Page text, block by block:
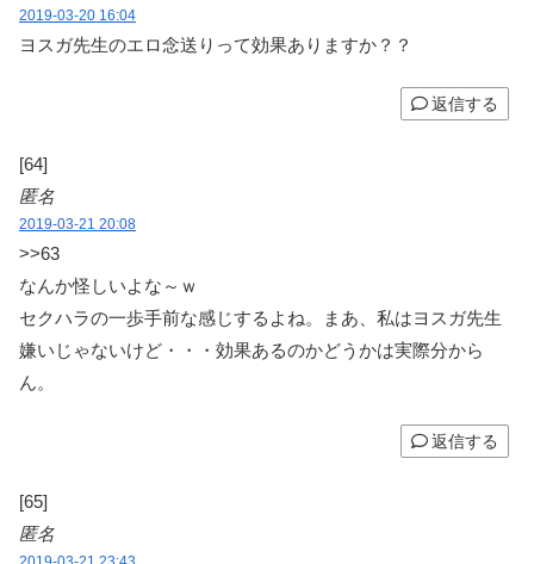
2019-03-20 16:04
ヨスガ先生のエロ念送りって効果ありますか？？
返信する
[64]
匿名
2019-03-21 20:08
>>63
なんか怪しいよな～ｗ
セクハラの一歩手前な感じするよね。まあ、私はヨスガ先生
嫌いじゃないけど・・・効果あるのかどうかは実際分から
ん。
返信する
[65]
匿名